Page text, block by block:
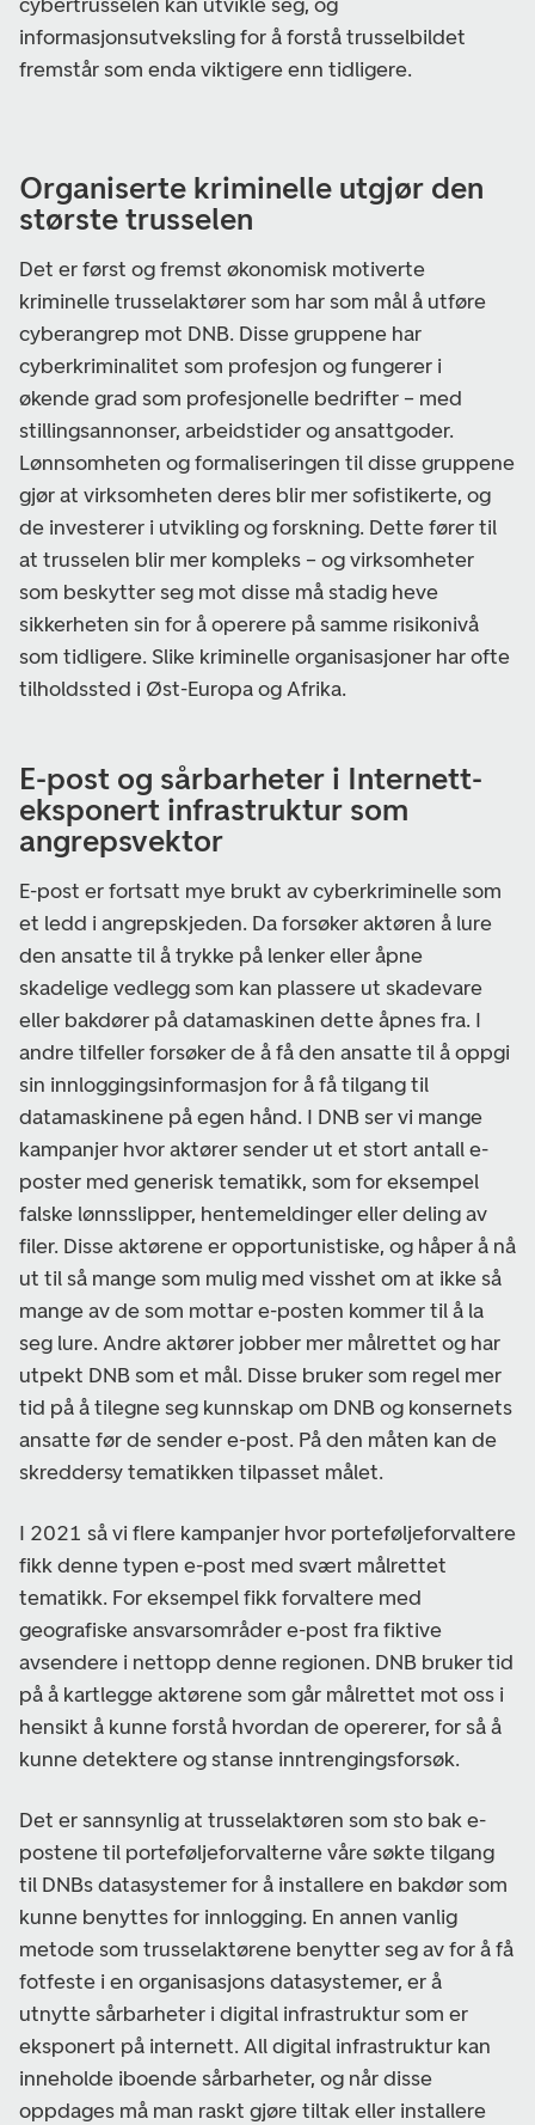
informasjonsutveksling for å forstå trusselbildet
fremstår som enda viktigere enn tidligere.
Organiserte kriminelle utgjør den
største trusselen
Det er først og fremst økonomisk motiverte
kriminelle trusselaktører som har som mål å utføre
cyberangrep mot DNB. Disse gruppene har
cyberkriminalitet som profesjon og fungerer i
økende grad som profesjonelle bedrifter – med
stillingsannonser, arbeidstider og ansattgoder.
Lønnsomheten og formaliseringen til disse gruppene
gjør at virksomheten deres blir mer sofistikerte, og
de investerer i utvikling og forskning. Dette fører til
at trusselen blir mer kompleks – og virksomheter
som beskytter seg mot disse må stadig heve
sikkerheten sin for å operere på samme risikonivå
som tidligere. Slike kriminelle organisasjoner har ofte
tilholdssted i Øst-Europa og Afrika.
E-post og sårbarheter i Internett-
eksponert infrastruktur som
angrepsvektor
E-post er fortsatt mye brukt av cyberkriminelle som
et ledd i angrepskjeden. Da forsøker aktøren å lure
den ansatte til å trykke på lenker eller åpne
skadelige vedlegg som kan plassere ut skadevare
eller bakdører på datamaskinen dette åpnes fra. I
andre tilfeller forsøker de å få den ansatte til å oppgi
sin innloggingsinformasjon for å få tilgang til
datamaskinene på egen hånd. I DNB ser vi mange
kampanjer hvor aktører sender ut et stort antall e-
poster med generisk tematikk, som for eksempel
falske lønnsslipper, hentemeldinger eller deling av
filer. Disse aktørene er opportunistiske, og håper å nå
ut til så mange som mulig med visshet om at ikke så
mange av de som mottar e-posten kommer til å la
seg lure. Andre aktører jobber mer målrettet og har
utpekt DNB som et mål. Disse bruker som regel mer
tid på å tilegne seg kunnskap om DNB og konsernets
ansatte før de sender e-post. På den måten kan de
skreddersy tematikken tilpasset målet.
I 2021 så vi flere kampanjer hvor porteføljeforvaltere
fikk denne typen e-post med svært målrettet
tematikk. For eksempel fikk forvaltere med
geografiske ansvarsområder e-post fra fiktive
avsendere i nettopp denne regionen. DNB bruker tid
på å kartlegge aktørene som går målrettet mot oss i
hensikt å kunne forstå hvordan de opererer, for så å
kunne detektere og stanse inntrengingsforsøk.
Det er sannsynlig at trusselaktøren som sto bak e-
postene til porteføljeforvalterne våre søkte tilgang
til DNBs datasystemer for å installere en bakdør som
kunne benyttes for innlogging. En annen vanlig
metode som trusselaktørene benytter seg av for å få
fotfeste i en organisasjons datasystemer, er å
utnytte sårbarheter i digital infrastruktur som er
eksponert på internett. All digital infrastruktur kan
inneholde iboende sårbarheter, og når disse
oppdages må man raskt gjøre tiltak eller installere